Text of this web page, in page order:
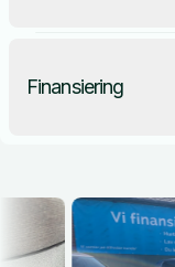
Finansiering